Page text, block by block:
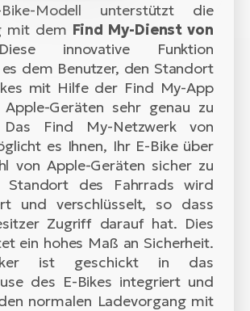
Modell unterstützt die
mit dem Find My-Dienst von
innovative Funktion
dem Benutzer, den Standort
mit Hilfe der Find My-App
Geräten sehr genau zu
Das Find My-Netzwerk von
es Ihnen, Ihr E-Bike über
von Apple-Geräten sicher zu
Standort des Fahrrads wird
und verschlüsselt, so dass
Zugriff darauf hat. Dies
ein hohes Maß an Sicherheit.
ist geschickt in das
des E-Bikes integriert und
normalen Ladevorgang mit